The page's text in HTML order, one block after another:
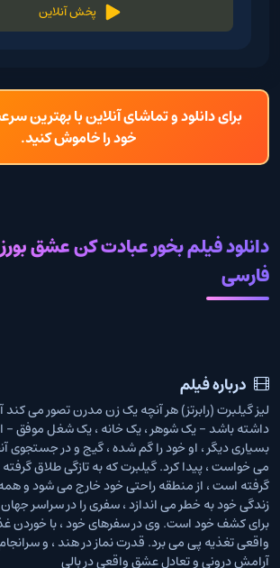
پخش آنلاین
برای دانلود و تماشای آنلاین با بهترین
خود را خاموش کنید.
دانلود فیلم بخور عبادت کن عشق
فارسی
درباره فیلم
لیز گیلبرت (رابرتز) هر آنچه یک زن مدرن تصور می کند
داشته باشد - یک شوهر ، یک خانه ، یک شغل موفق -
بسیاری دیگر ، او خود را گم شده ، گیج و در جستجوی
می خواست ، پیدا کرد. گیلبرت که به تازگی طلاق
گرفته است ، از منطقه راحتی خود خارج می شود و همه
زندگی خود به خطر می اندازد ، سفری را در سراسر
برای کشف خود است. وی در سفرهای خود ، با خوردن غذا
واقعی تغذیه پی می برد. قدرت نماز در هند ، و
آرامش درونی و تعادل عشق واقعی در بالی